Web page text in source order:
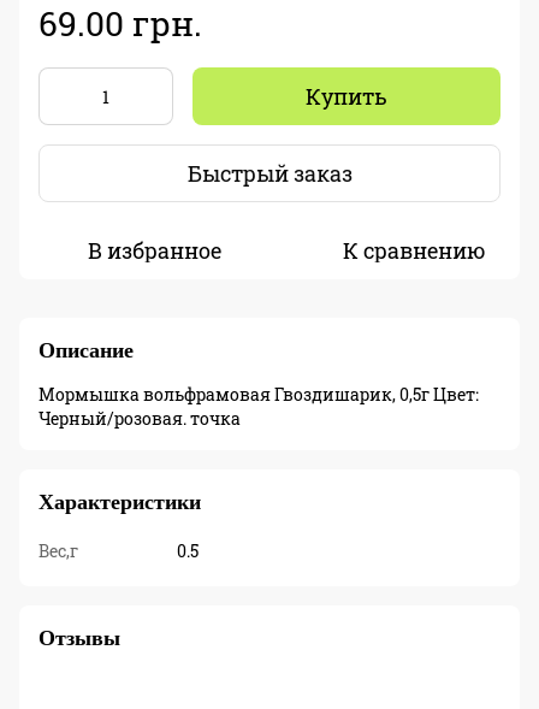
69.00 грн.
Купить
Быстрый заказ
В избранное К сравнению
Описание
Мормышка вольфрамовая Гвоздишарик, 0,5г Цвет:
Черный/розовая. точка
Характеристики
Вес,г 0.5
Отзывы